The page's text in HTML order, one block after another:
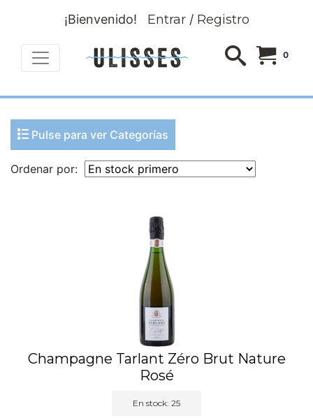
¡Bienvenido! Entrar/ Registro
0
Pulse para ver Categorías
Ordenar por:
Champagne Tarlant Zéro Brut Nature
Rosé
En stock: 25